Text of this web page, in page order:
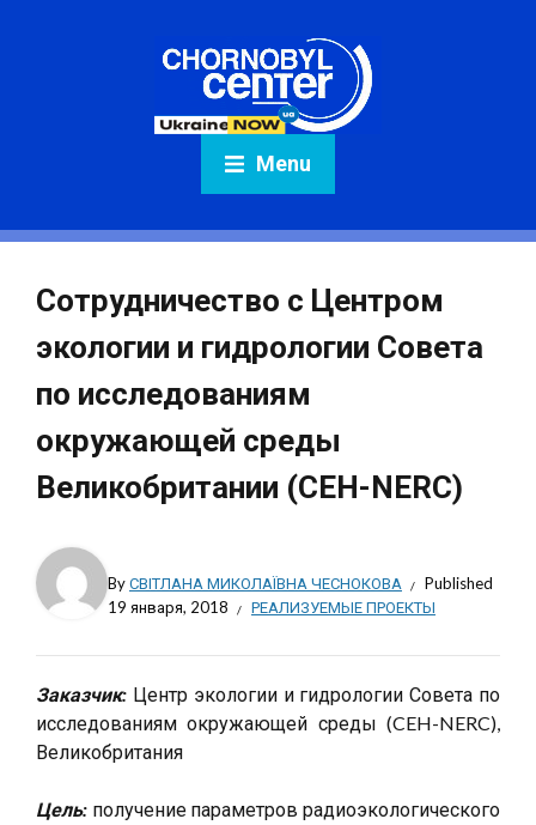
Menu
Сотрудничество с Центром
экологии и гидрологии Совета
по исследованиям
окружающей среды
Великобритании (CEH-NERC)
ByСВІТЛАНА МИКОЛАЇВНА ЧЕСНОКОВА
Published
19 января, 2018
РЕАЛИЗУЕМЫЕ ПРОЕКТЫ
Заказчик: Центр экологии и гидрологии Совета по
исследованиям окружающей среды (CEH-NERC),
Великобритания
Цель: получение параметров радиоэкологического